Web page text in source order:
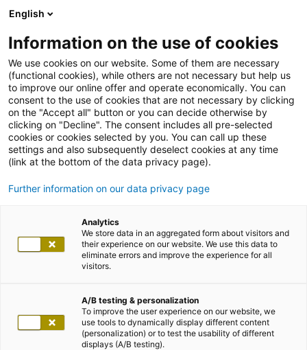
English
Information on the use of cookies
We use cookies on our website. Some of them are necessary
(functional cookies), while others are not necessary but help us
to improve our online offer and operate economically. You can
consent to the use of cookies that are not necessary by clicking
on the "Accept all" button or you can decide otherwise by
clicking on "Decline". The consent includes all pre-selected
cookies or cookies selected by you. You can call up these
settings and also subsequently deselect cookies at any time
(link at the bottom of the data privacy page).
Further information on our data privacy page
Analytics
We store data in an aggregated form about visitors and
their experience on our website. We use this data to
eliminate errors and improve the experience for all
visitors.
A/B testing & personalization
To improve the user experience on our website, we
use tools to dynamically display different content
(personalization) or to test the usability of different
displays (A/B testing).